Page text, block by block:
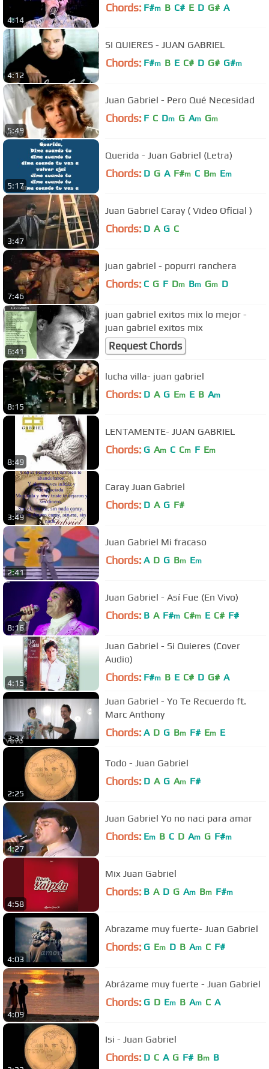
4:14
Chords: F#m B C# E D G# A
4:12
SI QUIERES - JUAN GABRIEL
Chords: F#m B E C# D G# G#m
5:49
Juan Gabriel - Pero Qué Necesidad
Chords: F C Dm G Am Gm
5:17
Querida - Juan Gabriel (Letra)
Chords: D G A F#m C Bm Em
3:47
Juan Gabriel Caray ( Video Oficial )
Chords: D A G C
7:46
juan gabriel - popurri ranchera
Chords: C G F Dm Bm Gm D
6:41
juan gabriel exitos mix lo mejor -
juan gabriel exitos mix
Request Chords
8:15
lucha villa- juan gabriel
Chords: D A G Em E B Am
8:49
LENTAMENTE- JUAN GABRIEL
Chords: G Am C Cm F Em
3:49
Caray Juan Gabriel
Chords: D A G F#
2:41
Juan Gabriel Mi fracaso
Chords: A D G Bm Em
8:16
Juan Gabriel - Así Fue (En Vivo)
Chords: B A F#m C#m E C# F#
4:15
Juan Gabriel - Si Quieres (Cover
Audio)
Chords: F#m B E C# D G# A
3:37
Juan Gabriel - Yo Te Recuerdo ft.
Marc Anthony
Chords: A D G Bm F# Em E
2:25
Todo - Juan Gabriel
Chords: D A G Am F#
4:27
Juan Gabriel Yo no naci para amar
Chords: Em B C D Am G F#m
4:58
Mix Juan Gabriel
Chords: B A D G Am Bm F#m
4:03
Abrazame muy fuerte- Juan Gabriel
Chords: G Em D B Am C F#
4:09
Abrázame muy fuerte - Juan Gabriel
Chords: G D Em B Am C A
Isi - Juan Gabriel
Chords: D C A G F# Bm B